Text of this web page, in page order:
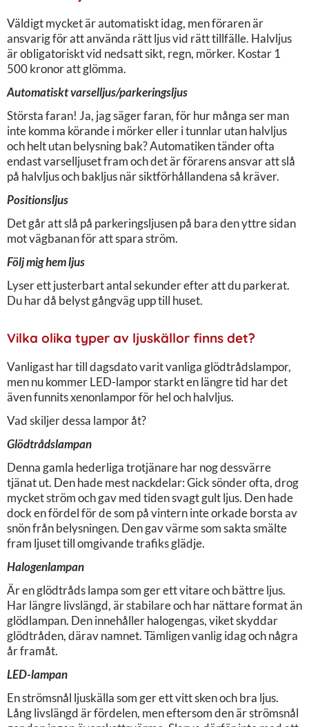
Väldigt mycket är automatiskt idag, men föraren är
ansvarig för att använda rätt ljus vid rätt tillfälle. Halvljus
är obligatoriskt vid nedsatt sikt, regn, mörker. Kostar 1
500 kronor att glömma.
Automatiskt varselljus/parkeringsljus
Största faran! Ja, jag säger faran, för hur många ser man
inte komma körande i mörker eller i tunnlar utan halvljus
och helt utan belysning bak? Automatiken tänder ofta
endast varselljuset fram och det är förarens ansvar att slå
på halvljus och bakljus när siktförhållandena så kräver.
Positionsljus
Det går att slå på parkeringsljusen på bara den yttre sidan
mot vägbanan för att spara ström.
Följ mig hem ljus
Lyser ett justerbart antal sekunder efter att du parkerat.
Du har då belyst gångväg upp till huset.
Vilka olika typer av ljuskällor finns det?
Vanligast har till dagsdato varit vanliga glödtrådslampor,
men nu kommer LED-lampor starkt en längre tid har det
även funnits xenonlampor för hel och halvljus.
Vad skiljer dessa lampor åt?
Glödtrådslampan
Denna gamla hederliga trotjänare har nog dessvärre
tjänat ut. Den hade mest nackdelar: Gick sönder ofta, drog
mycket ström och gav med tiden svagt gult ljus. Den hade
dock en fördel för de som på vintern inte orkade borsta av
snön från belysningen. Den gav värme som sakta smälte
fram ljuset till omgivande trafiks glädje.
Halogenlampan
Är en glödtråds lampa som ger ett vitare och bättre ljus.
Har längre livslängd, är stabilare och har nättare format än
glödlampan. Den innehåller halogengas, viket skyddar
glödtråden, därav namnet. Tämligen vanlig idag och några
år framåt.
LED-lampan
En strömsnål ljuskälla som ger ett vitt sken och bra ljus.
Lång livslängd är fördelen, men eftersom den är strömsnål